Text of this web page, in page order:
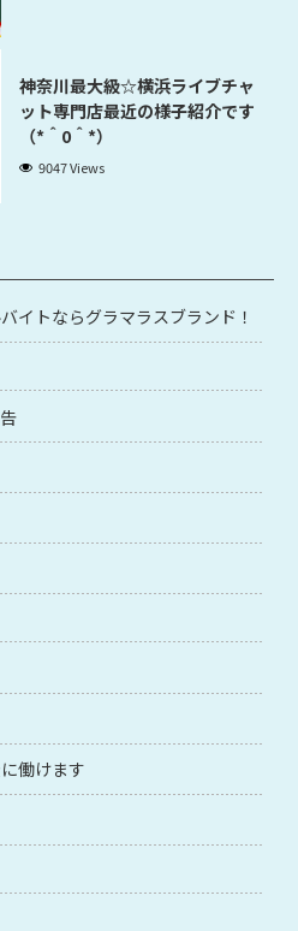
神奈川最大級☆横浜ライブチャ
ット専門店最近の様子紹介です
（*＾0＾*）
9047 Views
イトならグラマラスブランド！
働けます